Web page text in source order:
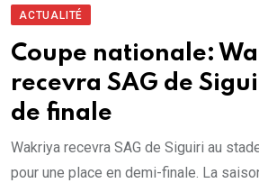
ACTUALITÉ
Coupe nationale:
recevra SAG de
de finale
Wakriya recevra SAG de Siguiri au
pour une place en demi-finale. La